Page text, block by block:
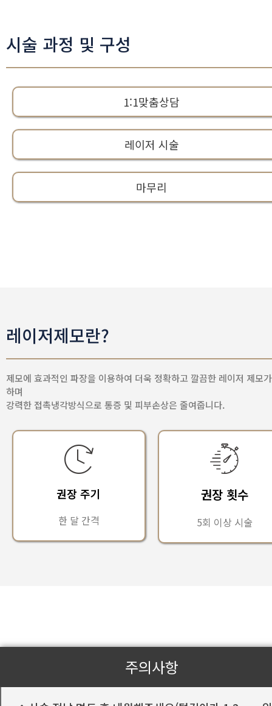
시술 과정 및 구성
1:1맞춤상담
레이저 시술
마무리
레이저제모란?
제모에 효과적인 파장을 이용하여 더욱 정확하고 깔끔한 레이저 제모
하며
강력한 접촉냉각방식으로 통증 및 피부손상은 줄여줍니다.
권장 주기
한 달 간격
권장 횟수
5회 이상 시술
주의사항